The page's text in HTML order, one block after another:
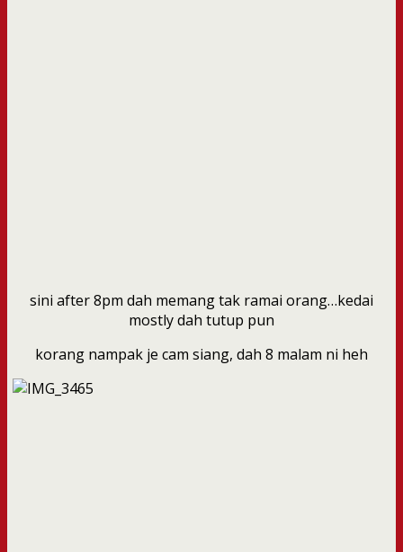
sini after 8pm dah memang tak ramai orang…kedai
mostly dah tutup pun
korang nampak je cam siang, dah 8 malam ni heh